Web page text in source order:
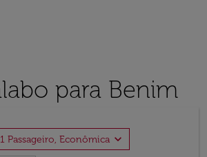
para Benim
1 Passageiro, Econômica expand_more